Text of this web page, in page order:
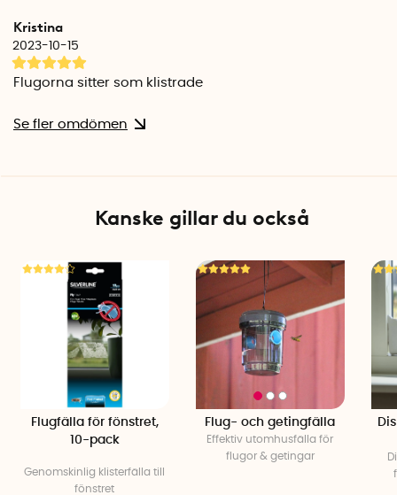
Kristina
2023-10-15
Flugorna sitter som klistrade
Se fler omdömen
Kanske gillar du också
Flugfälla för fönstret,
10-pack
Genomskinlig klisterfälla till
fönstret
Flug- och getingfälla
Effektiv utomhusfälla för
flugor & getingar